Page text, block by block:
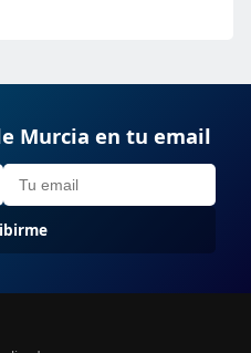
Murcia en tu email